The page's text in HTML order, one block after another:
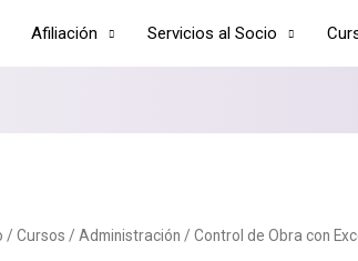
Afiliación Servicios al Socio
/Cursos /Administración / Control de Obra con